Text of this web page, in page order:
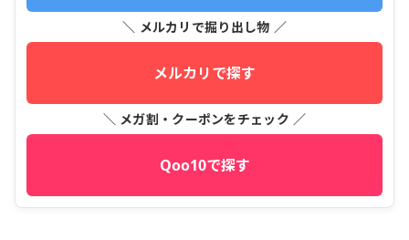
＼ メルカリで掘り出し物 ／
メルカリで探す
＼ メガ割・クーポンをチェック ／
Qoo10で探す